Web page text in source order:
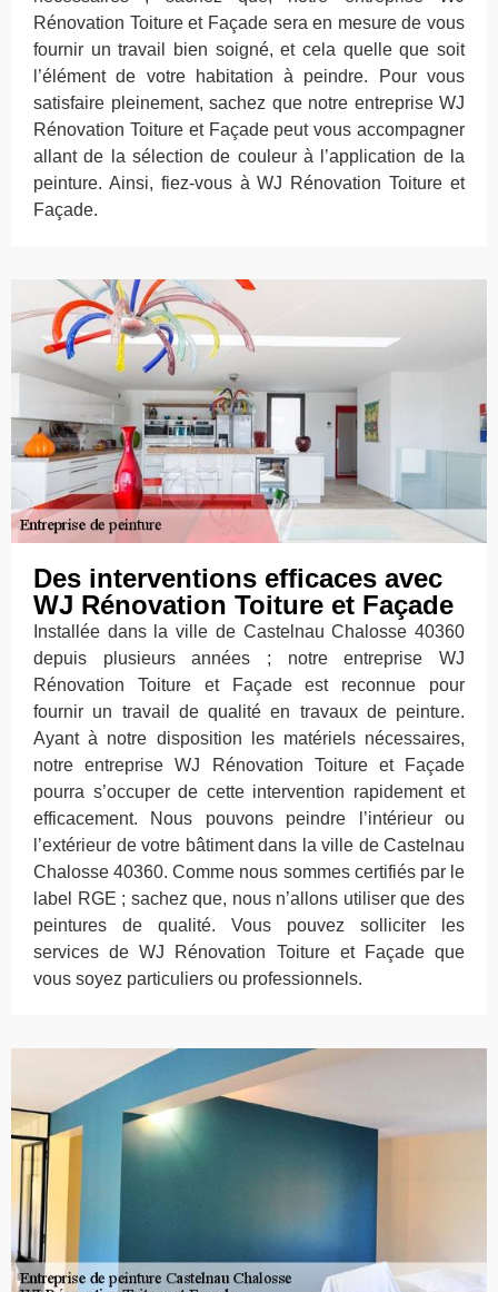
Rénovation Toiture et Façade sera en mesure de vous
fournir un travail bien soigné, et cela quelle que soit
l’élément de votre habitation à peindre. Pour vous
satisfaire pleinement, sachez que notre entreprise WJ
Rénovation Toiture et Façade peut vous accompagner
allant de la sélection de couleur à l’application de la
peinture. Ainsi, fiez-vous à WJ Rénovation Toiture et
Façade.
Des interventions efficaces avec
WJ Rénovation Toiture et Façade
Installée dans la ville de Castelnau Chalosse 40360
depuis plusieurs années ; notre entreprise WJ
Rénovation Toiture et Façade est reconnue pour
fournir un travail de qualité en travaux de peinture.
Ayant à notre disposition les matériels nécessaires,
notre entreprise WJ Rénovation Toiture et Façade
pourra s’occuper de cette intervention rapidement et
efficacement. Nous pouvons peindre l’intérieur ou
l’extérieur de votre bâtiment dans la ville de Castelnau
Chalosse 40360. Comme nous sommes certifiés par le
label RGE ; sachez que, nous n’allons utiliser que des
peintures de qualité. Vous pouvez solliciter les
services de WJ Rénovation Toiture et Façade que
vous soyez particuliers ou professionnels.